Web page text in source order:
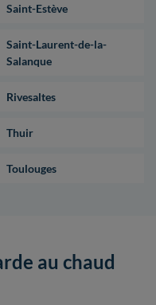
Saint-Estève
Saint-Laurent-de-la-
Salanque
Rivesaltes
Thuir
Toulouges
au chaud